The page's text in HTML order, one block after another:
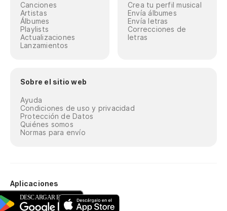
Canciones
Artistas
Álbumes
Playlists
Actualizaciones
Lanzamientos
Crea tu perfil musical
Envía álbumes
Envía letras
Correcciones de
letras
Sobre el sitio web
Ayuda
Condiciones de uso y privacidad
Protección de Datos
Quiénes somos
Normas para envío
Aplicaciones